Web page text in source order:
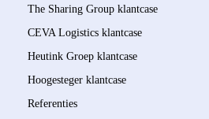
The Sharing Group klantcase
CEVA Logistics klantcase
Heutink Groep klantcase
Hoogesteger klantcase
Referenties